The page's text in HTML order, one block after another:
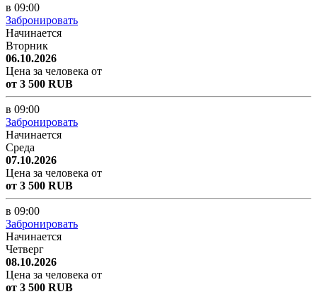
в 09:00
Забронировать
Начинается
Вторник
06.10.2026
Цена за человека от
от 3 500 RUB
в 09:00
Забронировать
Начинается
Среда
07.10.2026
Цена за человека от
от 3 500 RUB
в 09:00
Забронировать
Начинается
Четверг
08.10.2026
Цена за человека от
от 3 500 RUB